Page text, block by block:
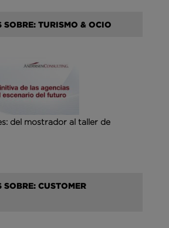
SOBRE: TURISMO & OCIO
del mostrador al taller de
CUSTOMER